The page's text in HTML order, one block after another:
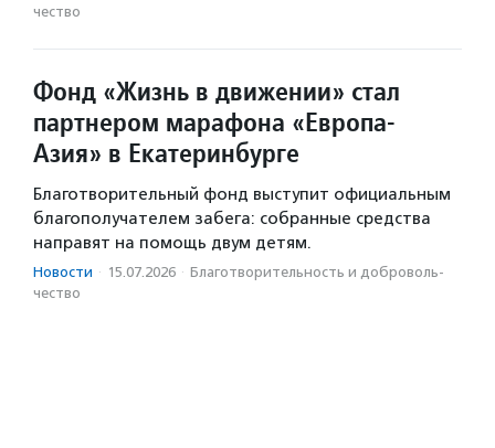
чест­во
Фонд «Жизнь в движении» стал
партнером марафона «Европа-
Азия» в Екатеринбурге
Благотворительный фонд выступит официальным
благополучателем забега: собранные средства
направят на помощь двум детям.
Новости · 15.07.2026 · Благотвори­тель­ность и доброволь­
чест­во